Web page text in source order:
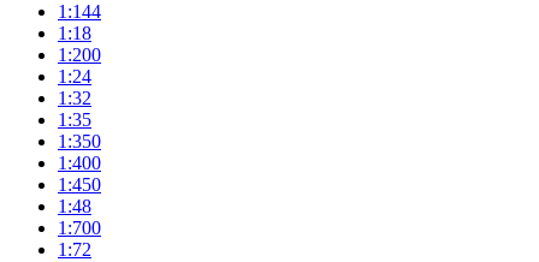
1:144
1:18
1:200
1:24
1:32
1:35
1:350
1:400
1:450
1:48
1:700
1:72